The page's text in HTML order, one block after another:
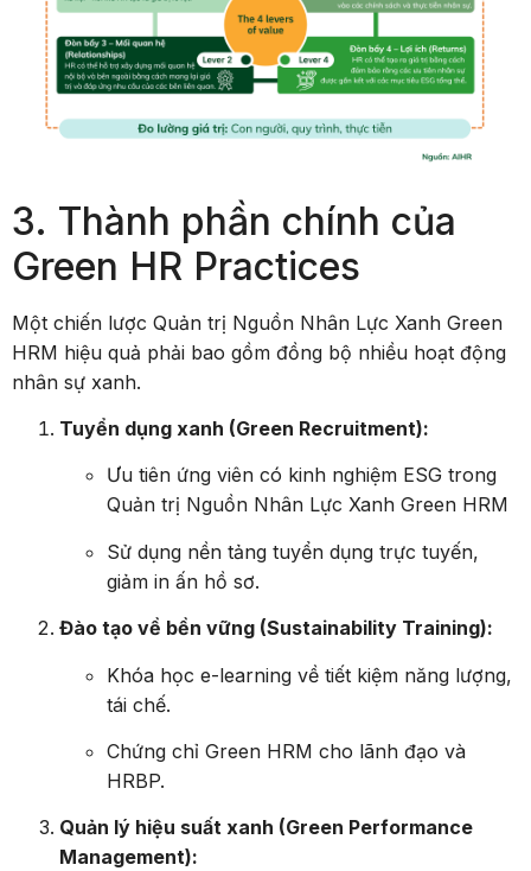
3. Thành phần chính của
Green HR Practices
Một chiến lược Quản trị Nguồn Nhân Lực Xanh Green
HRM hiệu quả phải bao gồm đồng bộ nhiều hoạt động
nhân sự xanh.
Tuyển dụng xanh (Green Recruitment):
Ưu tiên ứng viên có kinh nghiệm ESG trong
Quản trị Nguồn Nhân Lực Xanh Green HRM
Sử dụng nền tảng tuyển dụng trực tuyến,
giảm in ấn hồ sơ.
Đào tạo về bền vững (Sustainability Training):
Khóa học e-learning về tiết kiệm năng lượng,
tái chế.
Chứng chỉ Green HRM cho lãnh đạo và
HRBP.
Quản lý hiệu suất xanh (Green Performance
Management):